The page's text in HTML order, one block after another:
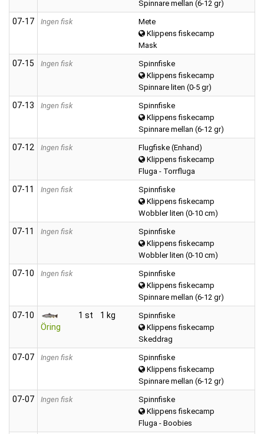
Spinnare mellan (6-12 gr)
07‑17 Ingen fisk
Mete
Klippens fiskecamp
Mask
07‑15 Ingen fisk
Spinnfiske
Klippens fiskecamp
Spinnare liten (0-5 gr)
07‑13 Ingen fisk
Spinnfiske
Klippens fiskecamp
Spinnare mellan (6-12 gr)
07‑12 Ingen fisk
Flugfiske (Enhand)
Klippens fiskecamp
Fluga - Torrfluga
07‑11 Ingen fisk
Spinnfiske
Klippens fiskecamp
Wobbler liten (0-10 cm)
07‑11 Ingen fisk
Spinnfiske
Klippens fiskecamp
Wobbler liten (0-10 cm)
07‑10 Ingen fisk
Spinnfiske
Klippens fiskecamp
Spinnare mellan (6-12 gr)
07‑10
Öring
1 st 1 kg
Spinnfiske
Klippens fiskecamp
Skeddrag
07‑07 Ingen fisk
Spinnfiske
Klippens fiskecamp
Spinnare mellan (6-12 gr)
07‑07 Ingen fisk
Spinnfiske
Klippens fiskecamp
Fluga - Boobies